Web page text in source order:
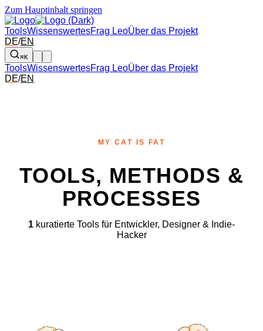
Zum Hauptinhalt springen
ToolsWissenswertesFrag LeoÜber das Projekt
DE/EN
⌘K
ToolsWissenswertesFrag LeoÜber das Projekt
DE/EN
MY CAT IS FAT
TOOLS, METHODS &
PROCESSES
1 kuratierte Tools für Entwickler, Designer & Indie-
Hacker